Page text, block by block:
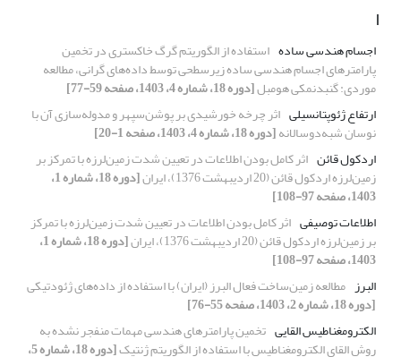
ا
اجسام هندسی ساده استفاده از الگوریتم گرگ خاکستری در تخمین
پارامترهای اجسام هندسی ساده زیر‌سطحی توسط داده‌های گرانی، مطالعه
موردی: گنبدنمکی هومبل[دوره 18، شماره 4، 1403، صفحه 59-77]
ارتفاع ژئوپتانسیلی اثر چرخه خورشیدی بر پوشن‌سپهر و مدوله‌سازی آن با
نوسان شبه‌دوسالانه[دوره 18، شماره 4، 1403، صفحه 1-20]
اردکول قائن اثر کامل بودن اطلاعات در تعیین شدت زمین‌لرزه با تمرکز بر
زمین‌لرزه اردکول قائن (20 اردیبهشت 1376)، ایران [دوره 18، شماره 1،
1403، صفحه 97-108]
اطلاعات توصیفی اثر کامل بودن اطلاعات در تعیین شدت زمین‌لرزه با تمرکز
بر زمین‌لرزه اردکول قائن (20 اردیبهشت 1376)، ایران [دوره 18، شماره 1،
1403، صفحه 97-108]
البرز مطالعه زمین‌ساخت فعال البرز (ایران) با استفاده از داده‌های ژئودتیکی
[دوره 18، شماره 2، 1403، صفحه 55-76]
الکترومغناطیس القایی تخمین پارامترهای هندسی مهمات منفجر نشده به
روش القای الکترومغناطیس با استفاده از الگوریتم ژنتیک [دوره 18، شماره 5،